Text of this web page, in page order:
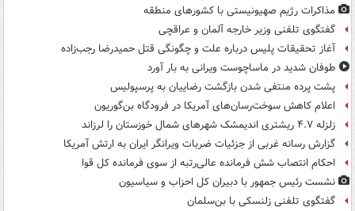
مذاکرات رژیم صهیونیستی با کشورهای منطقه
گفتگوی تلفنی وزیر خارجه آلمان و عراقچی
آغاز تحقیقات پلیس درباره علت و چگونگی قتل حمیدرضا رجب‌زاده
طوفان شدید در ماساچوست ویرانی به بار آورد
پشت پرده منتفی شدن بازگشت رضاییان به پرسپولیس
اعلام کاهش سوخت‌رسان‌های آمریکا در فرودگاه بن‌گوریون
زلزله ۴.۷ ریشتری اندیمشک شهرهای شمال خوزستان را لرزاند
گزارش رسانه غربی از جزئیات ضربات ویرانگر ایران به ارتش آمریکا
احکام انتصاب شش فرمانده عالی‌رتبه از سوی فرمانده کل قوا
نشست رئیس جمهور با دبیران کل احزاب و سیاسیون
گفتگوی تلفنی زلنسکی با بن‌سلمان